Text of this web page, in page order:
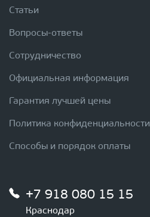
Статьи
Вопросы-ответы
Сотрудничество
Официальная информация
Гарантия лучшей цены
Политика конфиденциальности
Способы и порядок оплаты
+7 918 080 15 15
Краснодар